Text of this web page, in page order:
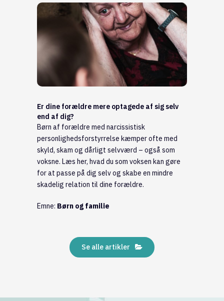
Er dine forældre mere optagede af sig selv
end af dig?
Børn af forældre med narcissistisk
personlighedsforstyrrelse kæmper ofte med
skyld, skam og dårligt selvværd – også som
voksne. Læs her, hvad du som voksen kan gøre
for at passe på dig selv og skabe en mindre
skadelig relation til dine forældre.
Emne: Børn og familie
Se alle artikler